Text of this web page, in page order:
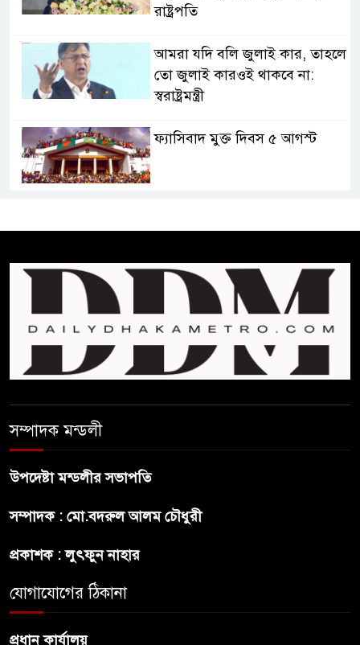
রাষ্ট্রপতি
আমরা যদি বলি জুলাই কার, তাহলে
তো জুলাই কারওই থাকবে না:
স্বরাষ্ট্রমন্ত্রী
ফ্যাসিবাদ মুক্ত দিবস ৫ আগস্ট
ব্যবস্থা নিবে সরকার : প্রধানমন্ত্রীর
বাংলাদেশে বিনিয়োগ ও দক্ষ শ্রমিক
নিতে আগ্রহী সৌদি আরব
ব্রাজিলের ফুটবলারকে গুলি করে
রাজধানীর উত্তরখানে
পরিচ্ছন্নতাকর্মী-এলাকাবাসীর মধ্যে
সম্পাদক মন্ডলী
উপদেষ্টা মন্ডলীর সভাপতি
সম্পাদক : মো.বদরুল আলম চৌধুরী
প্রকাশক : লুৎফুন নাহার
যোগাযোগের ঠিকানা
প্রধান কার্যালয়